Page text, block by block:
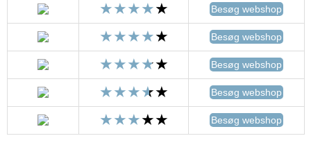
Besøg webshop
Besøg webshop
Besøg webshop
Besøg webshop
Besøg webshop